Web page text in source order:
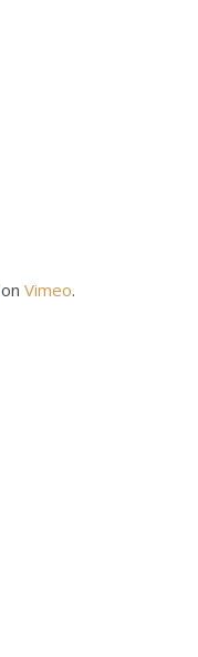
on Vimeo.